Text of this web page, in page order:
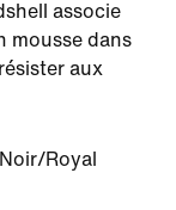
associe
mousse dans
aux
Royal